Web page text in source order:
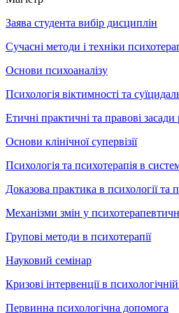
Заява студента вибір дисциплін
Сучасні методи і техніки
Основи психоаналізу
Психологія віктимності та
Етичні практичні та правові
Основи клінічної супервізії
Психологія та психотерапія в
Доказова практика в психології та
Механізми змін у
Групові методи в психотерапії
Науковий семінар
Кризові інтервенції в
Первинна психологічна допомога